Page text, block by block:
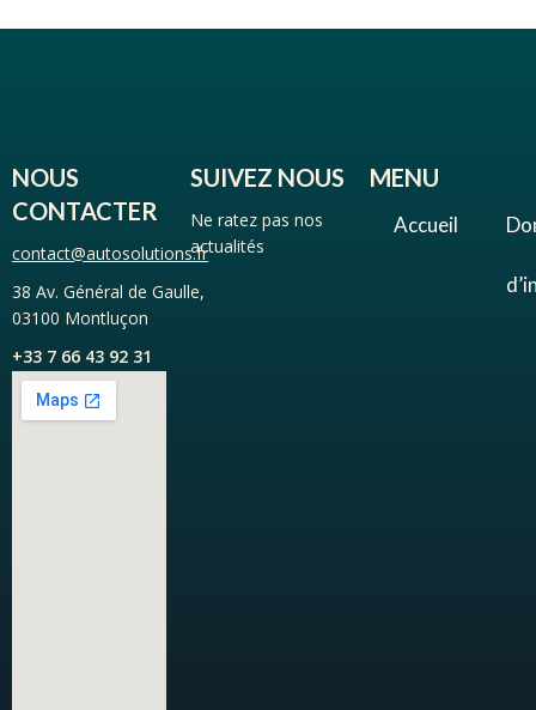
NOUS
CONTACTER
contact@autosolutions.fr
38 Av. Général de Gaulle,
03100 Montluçon
+33 7 66 43 92 31
SUIVEZ NOUS
Ne ratez pas nos
actualités
MENU
Accueil